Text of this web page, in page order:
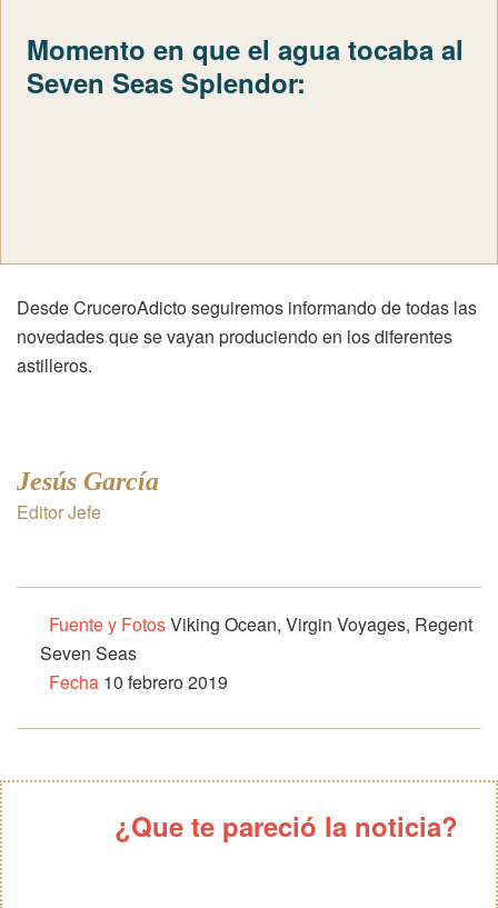
Momento en que el agua tocaba al
Seven Seas Splendor:
Desde CruceroAdicto seguiremos informando de todas las
novedades que se vayan produciendo en los diferentes
astilleros.
Jesús García
Editor Jefe
Fuente y FotosViking Ocean, Virgin Voyages, Regent
Seven Seas
Fecha10 febrero 2019
¿Que te pareció la noticia?